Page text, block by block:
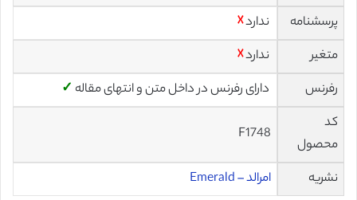
پرسشنامه ندارد☓
متغیر
ندارد☓
رفرنس
دارای رفرنس در داخل متن و انتهای مقاله ✓
کد
محصول
F1748
نشریه امرالد – Emerald